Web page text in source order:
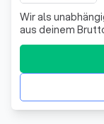
Wir als
aus deinem
Verträge zu